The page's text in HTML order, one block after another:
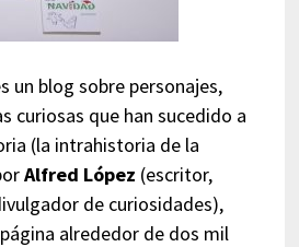
un blog sobre personajes,
curiosas que han sucedido a
(la intrahistoria de la
Alfred López (escritor,
de curiosidades),
alrededor de dos mil